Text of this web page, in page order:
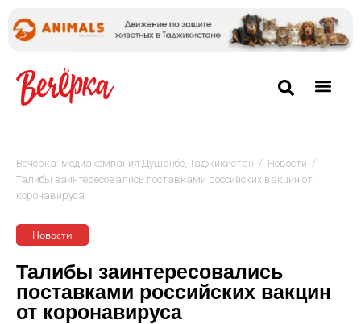
Вечёрка: медиакомпания Душанбе, Таджикистан / Новости /
Талибы заинтересовались поставками российских вакцин от
коронавируса
Новости
Талибы заинтересовались
поставками российских вакцин
от коронавируса